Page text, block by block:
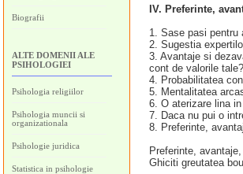
Biografii
ALTE DOMENII ALE
PSIHOLOGIEI
Psihologia religiilor
Psihologia muncii si
organizationala
Psihologie juridica
Statistica in psihologie
IV. Preferinte,
1. Sase pasi pentru
2. Sugestia
3. Avantaje si
cont de valorile tale?
4. Probabilitatea
5. Mentalitatea
6. O aterizare lina
7. Daca nu pui o
8. Preferinte,
Preferinte,
Ghiciti greutatea